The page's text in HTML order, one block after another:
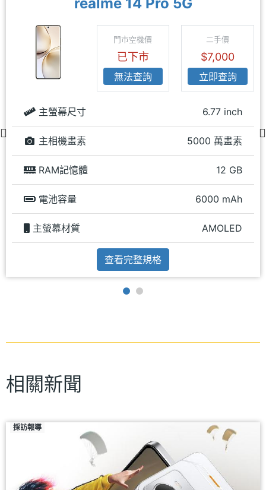
門市空機價
已下市
無法查詢
二手價
$7,000
立即查詢
主螢幕尺寸 6.77 inch
主相機畫素 5000 萬畫素
RAM記憶體 12 GB
電池容量 6000 mAh
主螢幕材質 AMOLED
查看完整規格
相關新聞
採訪報導